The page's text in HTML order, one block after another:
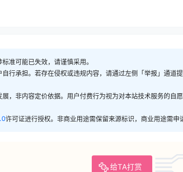
准可能已失效，请谨慎采用。
行承担。若存在侵权或违规内容，请通过左侧「举报」通道
，非内容定价依据。用户付费行为视为对本站技术服务的自
许可证进行授权。非商业用途需保留来源标识，商业用途需申
给TA打赏